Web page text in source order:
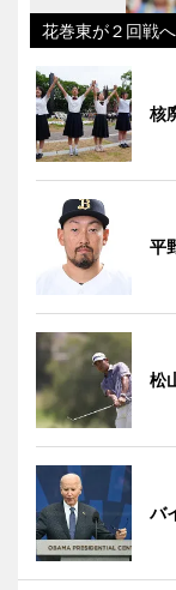
花巻東が２回戦
核
平
松
バ